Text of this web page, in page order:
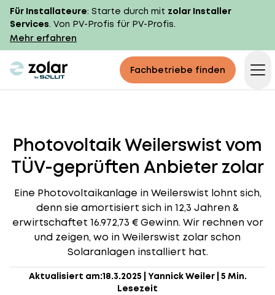
Für Installateure: Starte durch mit zolar Installer
Services. Von PV-Profis für PV-Profis.
Mehr erfahren
zolar logo Fachbetriebe finden
Photovoltaik Weilerswist vom
TÜV-geprüften Anbieter zolar
Eine Photovoltaikanlage in Weilerswist lohnt sich,
denn sie amortisiert sich in 12,3 Jahren &
erwirtschaftet 16.972,73 € Gewinn. Wir rechnen vor
und zeigen, wo in Weilerswist zolar schon
Solaranlagen installiert hat.
Aktualisiert am:18.3.2025 Yannick Weiler| 5 Min.
Lesezeit